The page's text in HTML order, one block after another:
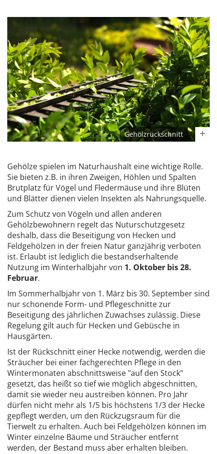
Gehölzrückschnitt
Gehölze spielen im Naturhaushalt eine wichtige Rolle.
Sie bieten z.B. in ihren Zweigen, Höhlen und Spalten
Brutplatz für Vögel und Fledermäuse und ihre Blüten
und Blätter dienen vielen Insekten als Nahrungsquelle.
Zum Schutz von Vögeln und allen anderen
Gehölzbewohnern regelt das Nuturschutzgesetz
deshalb, dass die Beseitigung von Hecken und
Feldgehölzen in der freien Natur ganzjährig verboten
ist. Erlaubt ist lediglich die bestandserhaltende
Nutzung im Winterhalbjahr von 1. Oktober bis 28.
Februar.
Im Sommerhalbjahr von 1. März bis 30. September sind
nur schonende Form- und Pflegeschnitte zur
Beseitigung des jährlichen Zuwachses zulässig. Diese
Regelung gilt auch für Hecken und Gebüsche in
Hausgärten.
Ist der Rückschnitt einer Hecke notwendig, werden die
Sträucher bei einer fachgerechten Pflege in den
Wintermonaten abschnittsweise "auf den Stock"
gesetzt, das heißt so tief wie möglich abgeschnitten,
damit sie wieder neu austreiben können. Pro Jahr
dürfen nicht mehr als 1/5 bis höchstens 1/3 der Hecke
gepflegt werden, um den Rückzugsraum für die
Tierwelt zu erhalten. Auch bei Feldgehölzen können im
Winter einzelne Bäume und Sträucher entfernt
werden, der Bestand muss aber erhalten bleiben.